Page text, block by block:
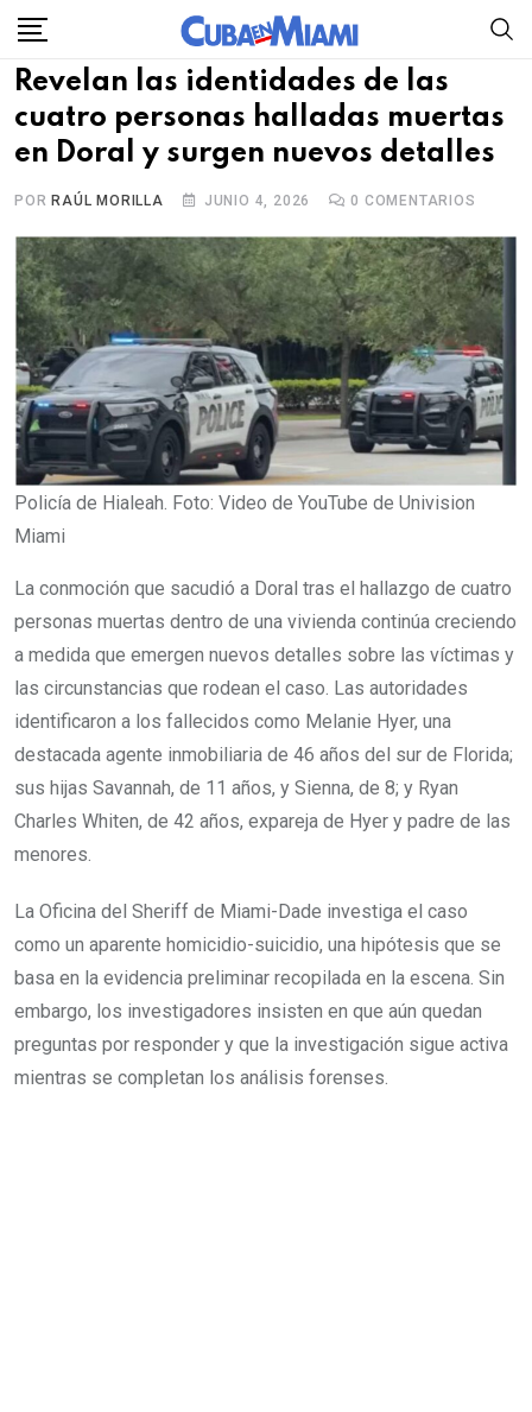
Skip
content
Revelan las identidades de las
cuatro personas halladas muertas
en Doral y surgen nuevos detalles
POR RAÚL MORILLA JUNIO 4, 2026 0 COMENTARIOS
Policía de Hialeah. Foto: Video de YouTube de Univision
Miami
La conmoción que sacudió a Doral tras el hallazgo de cuatro
personas muertas dentro de una vivienda continúa creciendo
a medida que emergen nuevos detalles sobre las víctimas y
las circunstancias que rodean el caso. Las autoridades
identificaron a los fallecidos como Melanie Hyer, una
destacada agente inmobiliaria de 46 años del sur de Florida;
sus hijas Savannah, de 11 años, y Sienna, de 8; y Ryan
Charles Whiten, de 42 años, expareja de Hyer y padre de las
menores.
La Oficina del Sheriff de Miami-Dade investiga el caso
como un aparente homicidio-suicidio, una hipótesis que se
basa en la evidencia preliminar recopilada en la escena. Sin
embargo, los investigadores insisten en que aún quedan
preguntas por responder y que la investigación sigue activa
mientras se completan los análisis forenses.